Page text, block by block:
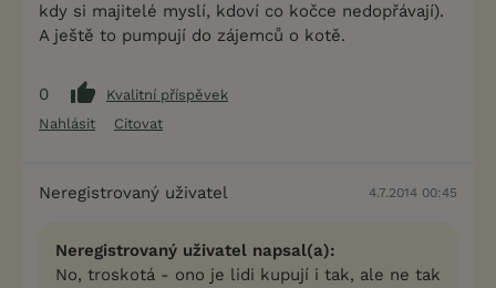
kdy si majitelé myslí, kdoví co kočce nedopřávají).
A ještě to pumpují do zájemců o kotě.
0
Kvalitní příspěvek
Nahlásit
Citovat
Neregistrovaný uživatel 4.7.2014 00:45
Neregistrovaný uživatel napsal(a):
No, troskotá - ono je lidi kupují i tak, ale ne tak